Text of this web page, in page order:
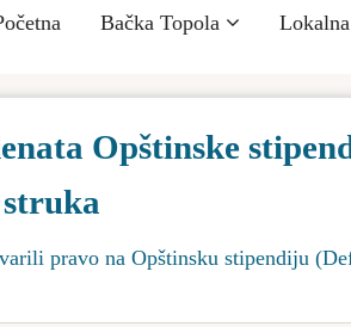
Bačka Topola
Opštinske
pravo na Opštinsku stipendiju